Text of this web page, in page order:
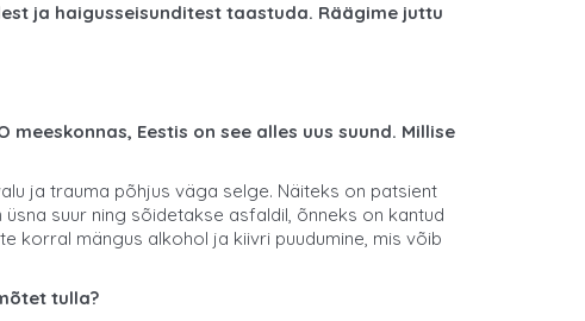
ja haigusseisunditest taastuda. Räägime juttu
Eestis on see alles uus suund. Millise
ja trauma põhjus väga selge. Näiteks on patsient
suur ning sõidetakse asfaldil, õnneks on kantud
korral mängus alkohol ja kiivri puudumine, mis võib
tulla?